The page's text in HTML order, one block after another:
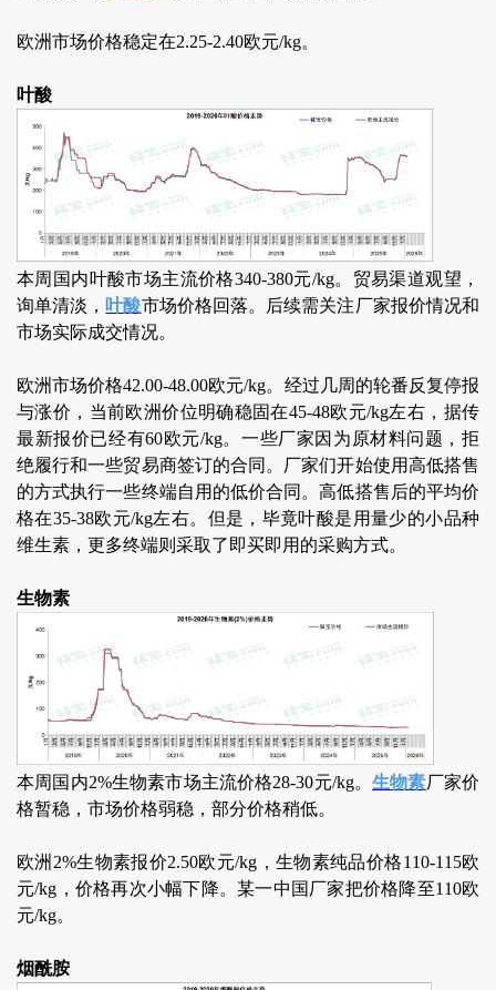
欧洲市场价格稳定在2.25-2.40欧元/kg。
叶酸
本周国内叶酸市场主流价格340-380元/kg。贸易渠道观望，
询单清淡， 叶酸市场价格回落。后续需关注厂家报价情况和
市场实际成交情况。
欧洲市场价格42.00-48.00欧元/kg。经过几周的轮番反复停报
与涨价，当前欧洲价位明确稳固在45-48欧元/kg左右，据传
最新报价已经有60欧元/kg。一些厂家因为原材料问题，拒
绝履行和一些贸易商签订的合同。厂家们开始使用高低搭售
的方式执行一些终端自用的低价合同。高低搭售后的平均价
格在35-38欧元/kg左右。但是，毕竟叶酸是用量少的小品种
维生素，更多终端则采取了即买即用的采购方式。
生物素
本周国内2%生物素市场主流价格28-30元/kg。生物素厂家价
格暂稳，市场价格弱稳，部分价格稍低。
欧洲2%生物素报价2.50欧元/kg，生物素纯品价格110-115欧
元/kg，价格再次小幅下降。某一中国厂家把价格降至110欧
元/kg。
烟酰胺